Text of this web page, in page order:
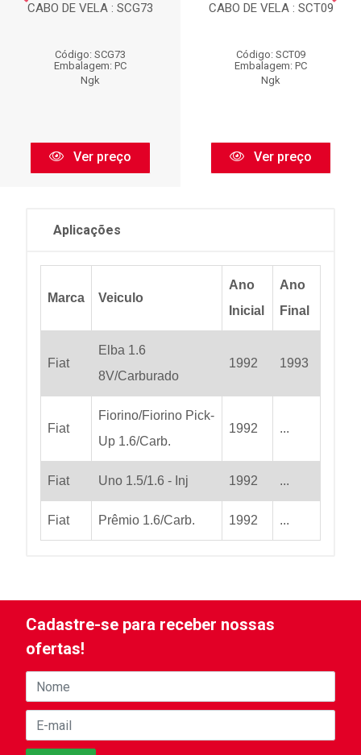
CABO DE VELA : SCG73
Código: SCG73
Embalagem: PC
Ngk
Ver preço
CABO DE VELA : SCT09
Código: SCT09
Embalagem: PC
Ngk
Ver preço
Aplicações
Marca Veiculo
Ano
Inicial
Ano
Final
Fiat
Elba 1.6
8V/Carburado
1992 1993
Fiat
Fiorino/Fiorino Pick-
Up 1.6/Carb.
1992 ...
Fiat Uno 1.5/1.6 - Inj 1992 ...
Fiat Prêmio 1.6/Carb. 1992 ...
Cadastre-se para receber nossas
ofertas!